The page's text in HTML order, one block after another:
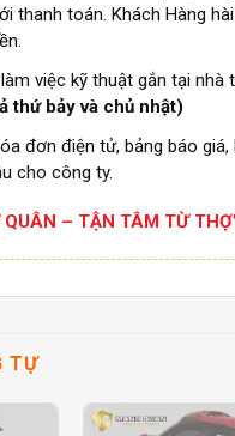
thanh toán. Khách Hàng
việc kỹ thuật gắn tại nhà
thứ bảy và chủ nhật)
đơn điện tử, bảng báo giá,
cho công ty.
QUÂN – TẬN TÂM TỪ
TỰ